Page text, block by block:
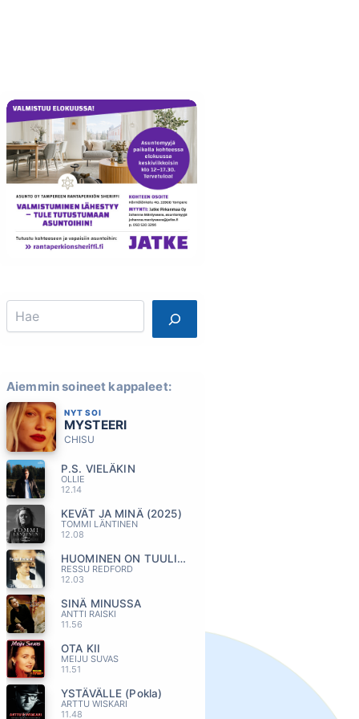
Search
Aiemmin soineet kappaleet:
NYT SOI
MYSTEERI
CHISU
P.S. VIELÄKIN
OLLIE
12.14
KEVÄT JA MINÄ (2025)
TOMMI LÄNTINEN
12.08
HUOMINEN ON TUULINEN
RESSU REDFORD
12.03
SINÄ MINUSSA
ANTTI RAISKI
11.56
OTA KII
MEIJU SUVAS
11.51
YSTÄVÄLLE (Pokla)
ARTTU WISKARI
11.48